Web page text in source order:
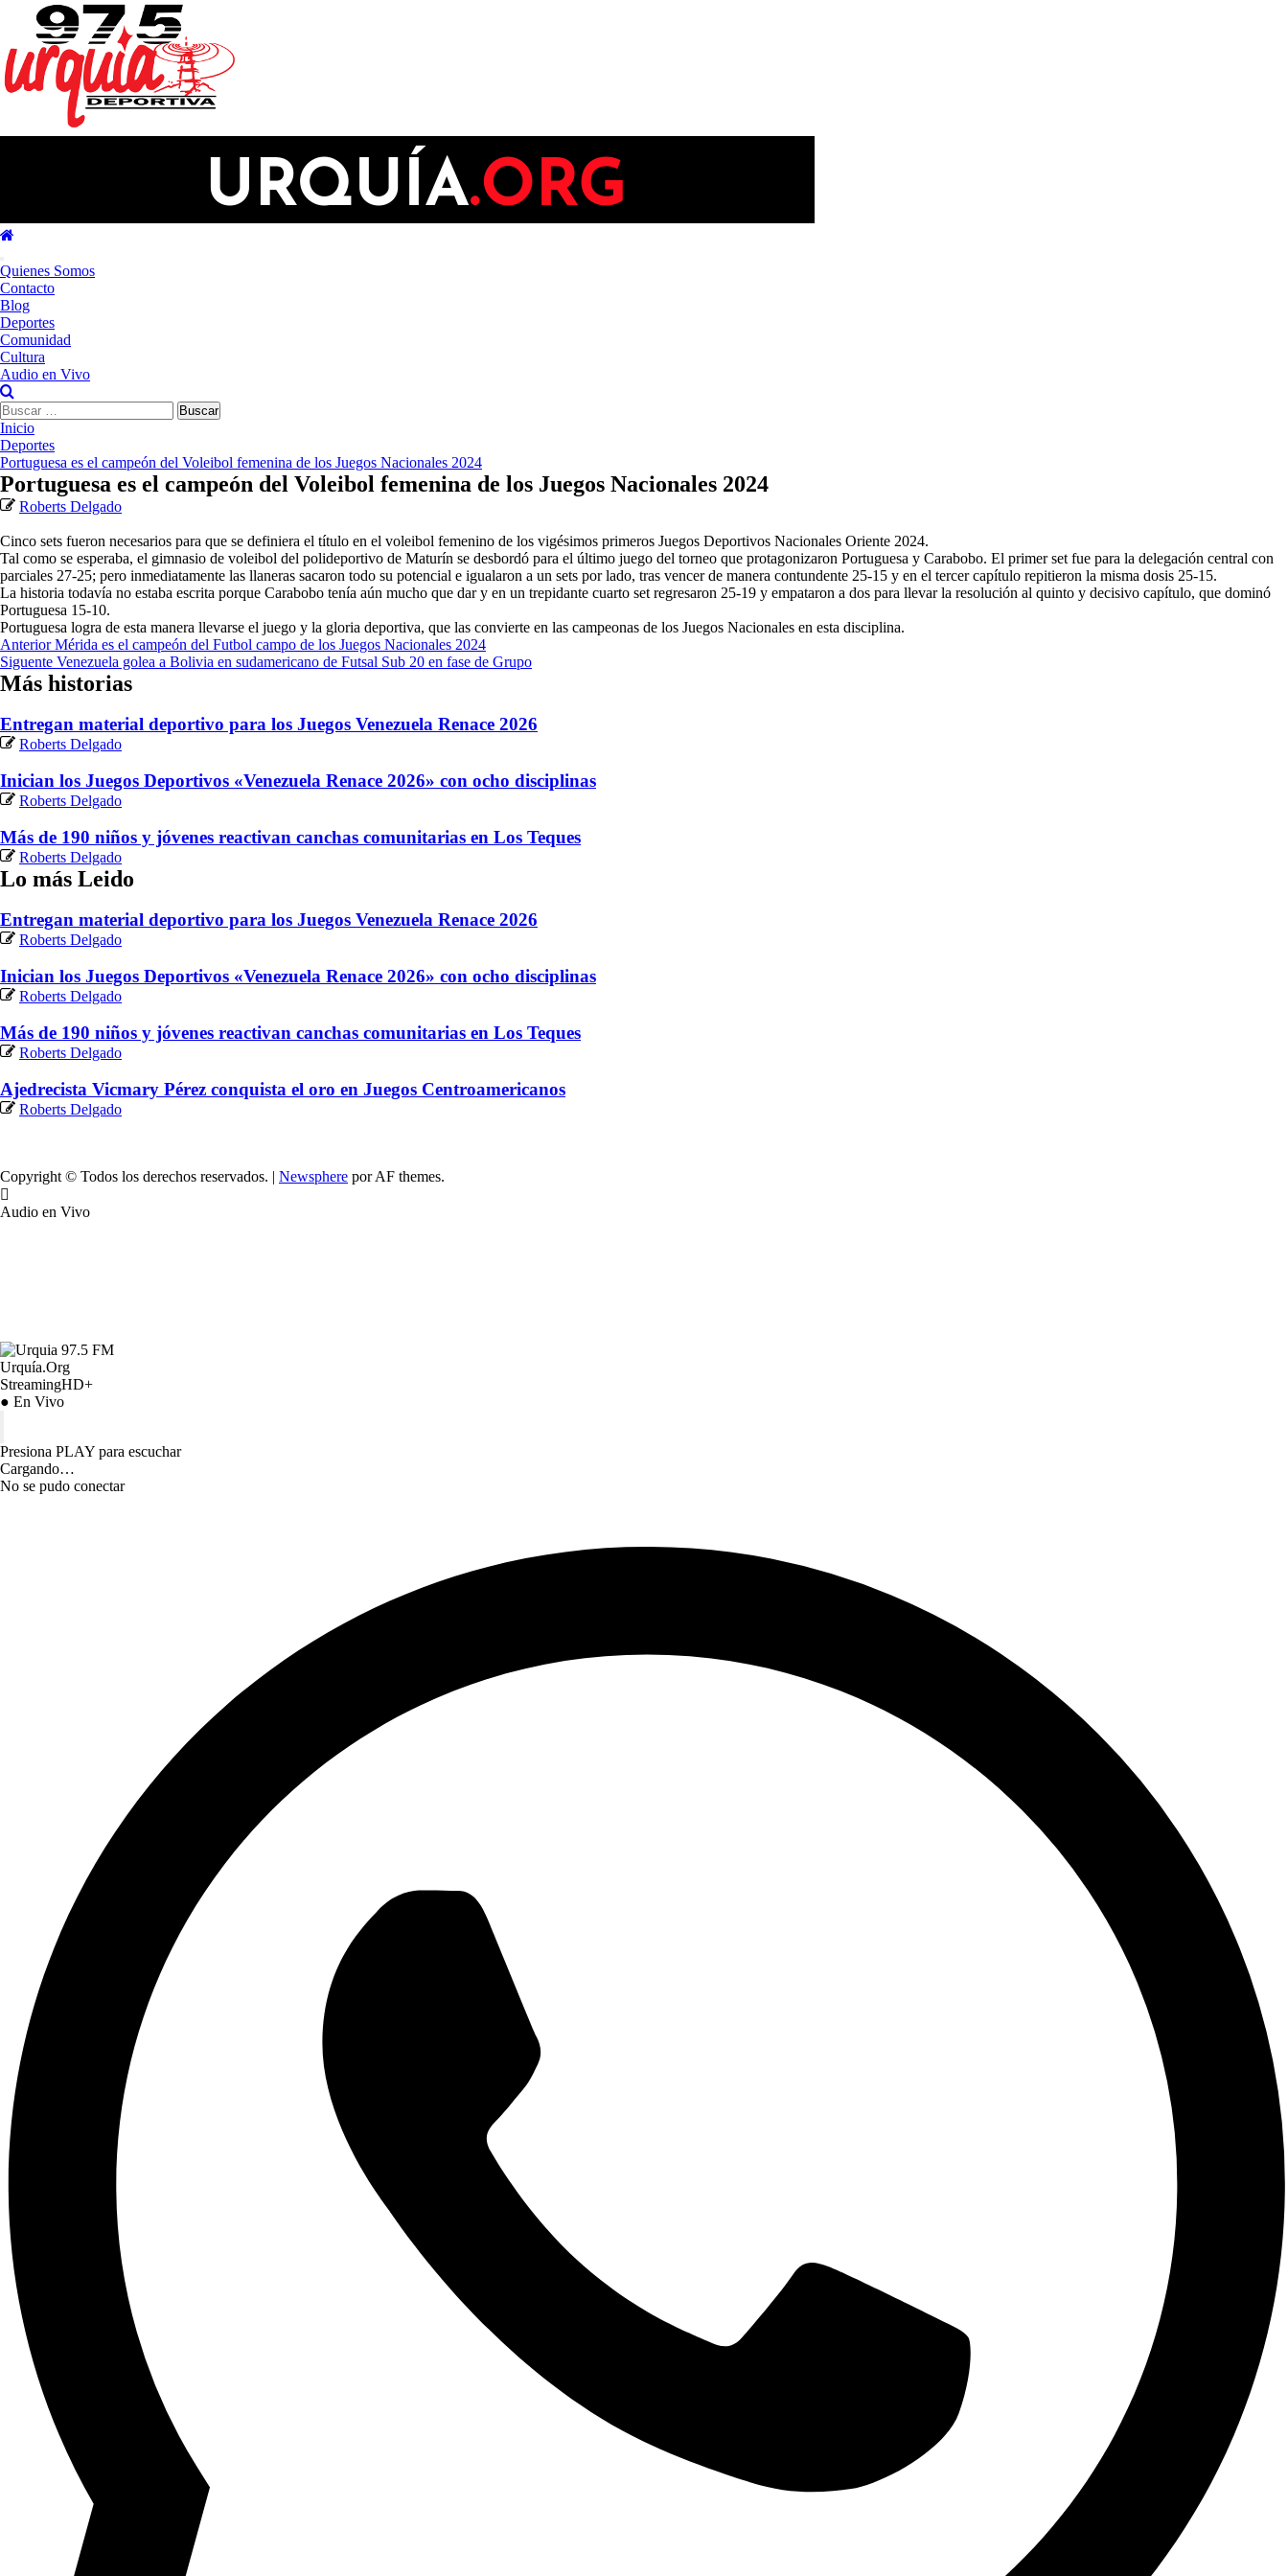
contenido
Menú
principal
Quienes Somos
Contacto
Blog
Deportes
Comunidad
Cultura
Audio en Vivo
Buscar:
Inicio
Deportes
Portuguesa es el campeón del Voleibol femenina de los Juegos Nacionales 2024
Portuguesa es el campeón del Voleibol femenina de los Juegos Nacionales 2024
Roberts Delgado
Cinco sets fueron necesarios para que se definiera el título en el voleibol femenino de los vigésimos primeros Juegos Deportivos Nacionales Oriente 2024.
Tal como se esperaba, el gimnasio de voleibol del polideportivo de Maturín se desbordó para el último juego del torneo que protagonizaron Portuguesa y Carabobo. El primer set fue para la delegación central con
parciales 27-25; pero inmediatamente las llaneras sacaron todo su potencial e igualaron a un sets por lado, tras vencer de manera contundente 25-15 y en el tercer capítulo repitieron la misma dosis 25-15.
La historia todavía no estaba escrita porque Carabobo tenía aún mucho que dar y en un trepidante cuarto set regresaron 25-19 y empataron a dos para llevar la resolución al quinto y decisivo capítulo, que dominó
Portuguesa 15-10.
Portuguesa logra de esta manera llevarse el juego y la gloria deportiva, que las convierte en las campeonas de los Juegos Nacionales en esta disciplina.
Navegación
de
entradas
AnteriorMérida es el campeón del Futbol campo de los Juegos Nacionales 2024
Siguente Venezuela golea a Bolivia en sudamericano de Futsal Sub 20 en fase de Grupo
Más historias
Entregan material deportivo para los Juegos Venezuela Renace 2026
Roberts Delgado
Inician los Juegos Deportivos «Venezuela Renace 2026» con ocho disciplinas
Roberts Delgado
Más de 190 niños y jóvenes reactivan canchas comunitarias en Los Teques
Roberts Delgado
Lo más Leido
Entregan material deportivo para los Juegos Venezuela Renace 2026
Roberts Delgado
Inician los Juegos Deportivos «Venezuela Renace 2026» con ocho disciplinas
Roberts Delgado
Más de 190 niños y jóvenes reactivan canchas comunitarias en Los Teques
Roberts Delgado
Ajedrecista Vicmary Pérez conquista el oro en Juegos Centroamericanos
Roberts Delgado
Copyright © Todos los derechos reservados. | Newsphere por AF themes.
Audio en Vivo
Urquía.Org
StreamingHD+
● En Vivo
Presiona PLAY para escuchar
Cargando…
No se pudo conectar